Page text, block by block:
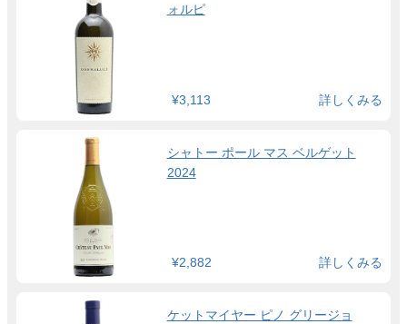
ォルピ
¥3,113 詳しくみる
シャトー ポール マス ベルゲット
2024
¥2,882 詳しくみる
ケットマイヤー ピノ グリージョ